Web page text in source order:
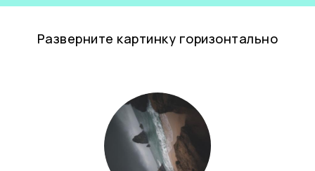
Разверните картинку горизонтально